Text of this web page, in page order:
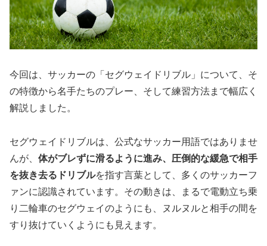
今回は、サッカーの「セグウェイドリブル」について、そ
の特徴から名手たちのプレー、そして練習方法まで幅広く
解説しました。
セグウェイドリブルは、公式なサッカー用語ではありませ
んが、 体がブレずに滑るように進み、圧倒的な緩急で相手
を抜き去るドリブルを指す言葉として、多くのサッカーフ
ァンに認識されています。その動きは、まるで電動立ち乗
り二輪車のセグウェイのようにも、ヌルヌルと相手の間を
すり抜けていくようにも見えます。